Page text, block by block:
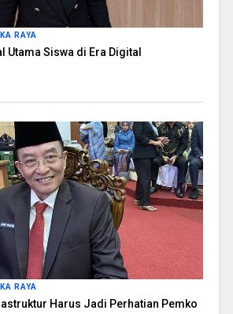
RAYA
Utama Siswa di Era Digital
RAYA
Harus Jadi Perhatian Pemko